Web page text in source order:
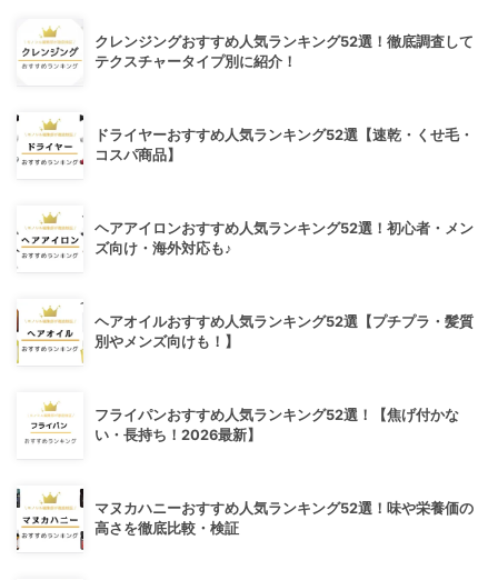
クレンジングおすすめ人気ランキング52選！徹底調査して
テクスチャータイプ別に紹介！
ドライヤーおすすめ人気ランキング52選【速乾・くせ毛・
コスパ商品】
ヘアアイロンおすすめ人気ランキング52選！初心者・メン
ズ向け・海外対応も♪
ヘアオイルおすすめ人気ランキング52選【プチプラ・髪質
別やメンズ向けも！】
フライパンおすすめ人気ランキング52選！【焦げ付かな
い・長持ち！2026最新】
マヌカハニーおすすめ人気ランキング52選！味や栄養価の
高さを徹底比較・検証